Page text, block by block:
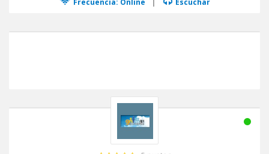
Frecuencia: Online | Escuchar